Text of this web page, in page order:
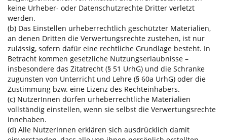
keine Urheber- oder Datenschutzrechte Dritter verletzt
werden.
(b) Das Einstellen urheberrechtlich geschützter Materialien,
an denen Dritten die Verwertungsrechte zustehen, ist nur
zulässig, sofern dafür eine rechtliche Grundlage besteht. In
Betracht kommen gesetzliche Nutzungserlaubnisse –
insbesondere das Zitatrecht (§ 51 UrhG) und die Schranke
zugunsten von Unterricht und Lehre (§ 60a UrhG) oder die
Zustimmung bzw. eine Lizenz des Rechteinhabers.
(c) NutzerInnen dürfen urheberrechtliche Materialien
vollständig einstellen, wenn sie selbst die Verwertungsrechte
innehaben.
(d) Alle NutzerInnen erklären sich ausdrücklich damit